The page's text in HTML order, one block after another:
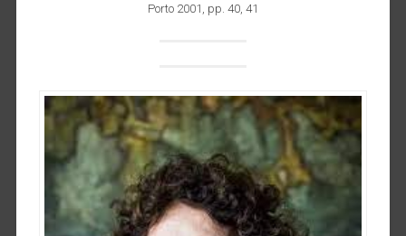
Porto 2001, pp. 40, 41